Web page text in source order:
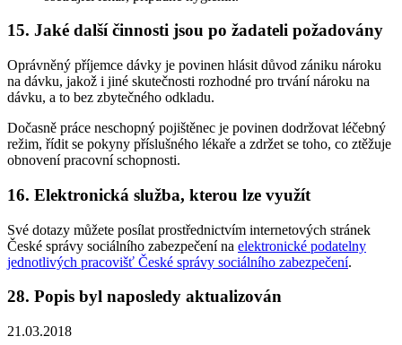
15. Jaké další činnosti jsou po žadateli požadovány
Oprávněný příjemce dávky je povinen hlásit důvod zániku nároku
na dávku, jakož i jiné skutečnosti rozhodné pro trvání nároku na
dávku, a to bez zbytečného odkladu.
Dočasně práce neschopný pojištěnec je povinen dodržovat léčebný
režim, řídit se pokyny příslušného lékaře a zdržet se toho, co ztěžuje
obnovení pracovní schopnosti.
16. Elektronická služba, kterou lze využít
Své dotazy můžete posílat prostřednictvím internetových stránek
České správy sociálního zabezpečení na elektronické podatelny
jednotlivých pracovišť České správy sociálního zabezpečení.
28. Popis byl naposledy aktualizován
21.03.2018